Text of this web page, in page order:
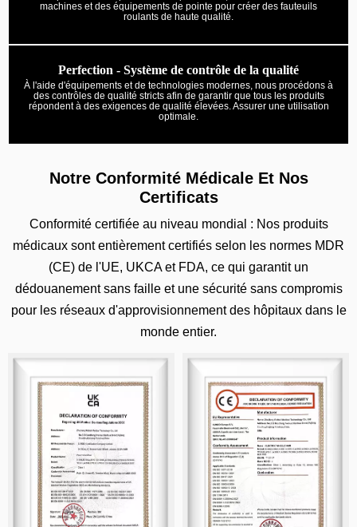
machines et des équipements de pointe pour créer des fauteuils
roulants de haute qualité.
Perfection - Système de contrôle de la qualité
À l'aide d'équipements et de technologies modernes, nous procédons à
des contrôles de qualité stricts afin de garantir que tous les produits
répondent à des exigences de qualité élevées. Assurer une utilisation
optimale.
Notre Conformité Médicale Et Nos
Certificats
Conformité certifiée au niveau mondial : Nos produits
médicaux sont entièrement certifiés selon les normes MDR
(CE) de l'UE, UKCA et FDA, ce qui garantit un
dédouanement sans faille et une sécurité sans compromis
pour les réseaux d'approvisionnement des hôpitaux dans le
monde entier.